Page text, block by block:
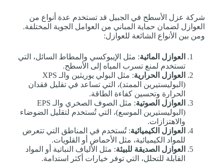
شركة عزل الأسطح في الجبيل قد تستخدم عدة أنواع من
العوازل لضمان حماية المباني من العوامل الجوية المختلفة.
ومن بين الأنواع الشائعة للعوازل:
العوازل المائية: مثل الإيبوكسي والمطاط السائل، التي
تستخدم لمنع تسرب المياه إلى الأسطح.
العوازل الحرارية
: مثل البولي يوريثين والـ XPS
(البوليستيرين الممتد)، التي تساعد في تقليل فقدان
الحرارة وتحسين كفاءة الطاقة.
العوازل الصوتية
: مثل الصوف الصخري والـ EPS
(البوليستيرين الموسع)، التي تُستخدم لتقليل الضوضاء
والاهتزازات.
العوازل الكيميائية: تُستخدم في المناطق التي تتعرض
للمواد الكيميائية، مثل الأحماض أو القلويات.
العوازل الصديقة للبيئة: مثل الألياف النباتية أو المواد
القابلة للتحلل، التي توفر خيارات أكثر استدامة.